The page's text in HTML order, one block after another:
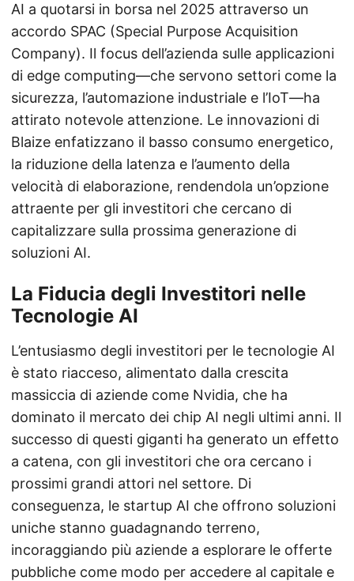
AI a quotarsi in borsa nel 2025 attraverso un
accordo SPAC (Special Purpose Acquisition
Company). Il focus dell’azienda sulle applicazioni
di edge computing—che servono settori come la
sicurezza, l’automazione industriale e l’IoT—ha
attirato notevole attenzione. Le innovazioni di
Blaize enfatizzano il basso consumo energetico,
la riduzione della latenza e l’aumento della
velocità di elaborazione, rendendola un’opzione
attraente per gli investitori che cercano di
capitalizzare sulla prossima generazione di
soluzioni AI.
La Fiducia degli Investitori nelle
Tecnologie AI
L’entusiasmo degli investitori per le tecnologie AI
è stato riacceso, alimentato dalla crescita
massiccia di aziende come Nvidia, che ha
dominato il mercato dei chip AI negli ultimi anni. Il
successo di questi giganti ha generato un effetto
a catena, con gli investitori che ora cercano i
prossimi grandi attori nel settore. Di
conseguenza, le startup AI che offrono soluzioni
uniche stanno guadagnando terreno,
incoraggiando più aziende a esplorare le offerte
pubbliche come modo per accedere al capitale e